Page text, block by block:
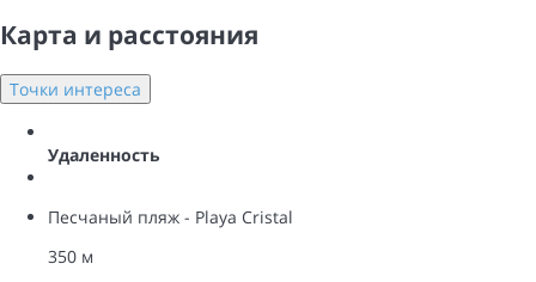
Карта и pасстояния
Точки интереса
Удаленность
Песчаный пляж - Playa Cristal
350 м